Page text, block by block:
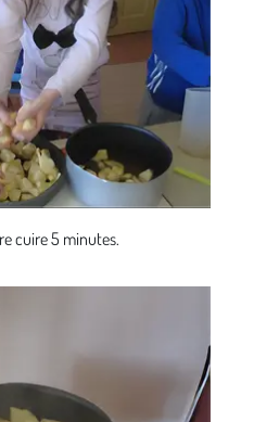
cuire 5 minutes.